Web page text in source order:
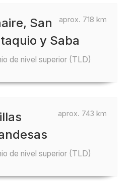
aprox. 718 km
San
y Saba
de nivel superior (TLD)
aprox. 743 km
de nivel superior (TLD)